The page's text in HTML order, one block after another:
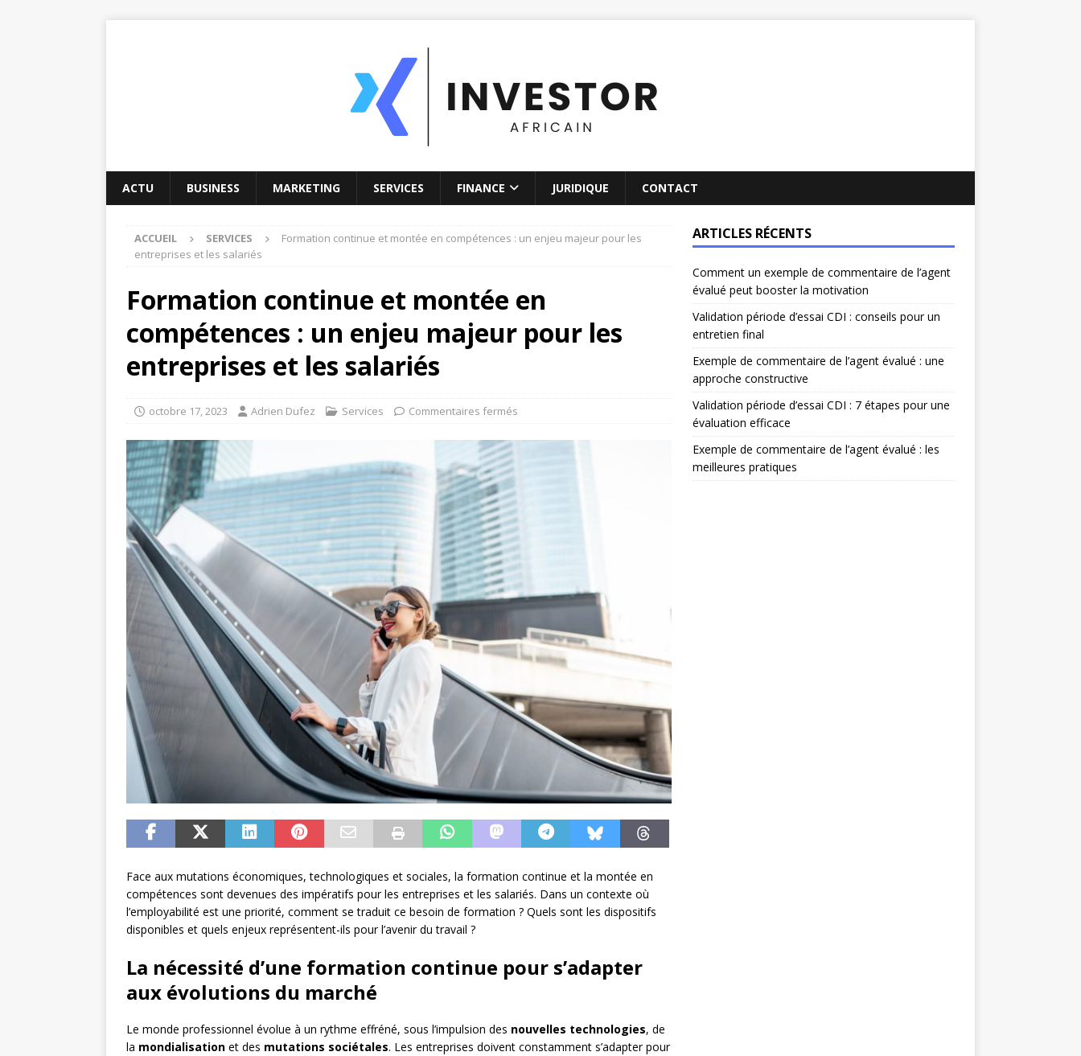
ACTU BUSINESS MARKETING SERVICES FINANCE JURIDIQUE CONTACT
ACCUEIL SERVICES
Formation continue et montée en compétences : un enjeu majeur pour les
entreprises et les salariés
Formation continue et montée en
compétences : un enjeu majeur pour les
entreprises et les salariés
octobre 17, 2023 Adrien Dufez Services Commentaires fermés
Face aux mutations économiques, technologiques et sociales, la formation continue et la montée en
compétences sont devenues des impératifs pour les entreprises et les salariés. Dans un contexte où
l’employabilité est une priorité, comment se traduit ce besoin de formation ? Quels sont les dispositifs
disponibles et quels enjeux représentent-ils pour l’avenir du travail ?
La nécessité d’une formation continue pour s’adapter
aux évolutions du marché
Le monde professionnel évolue à un rythme effréné, sous l’impulsion des nouvelles technologies, de
la mondialisation et des mutations sociétales. Les entreprises doivent constamment s’adapter pour
ARTICLES RÉCENTS
Comment un exemple de commentaire de l’agent
évalué peut booster la motivation
Validation période d’essai CDI : conseils pour un
entretien final
Exemple de commentaire de l’agent évalué : une
approche constructive
Validation période d’essai CDI : 7 étapes pour une
évaluation efficace
Exemple de commentaire de l’agent évalué : les
meilleures pratiques